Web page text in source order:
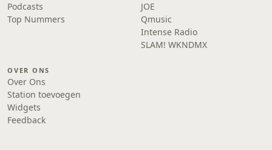
Podcasts
Top Nummers
JOE
Qmusic
Intense Radio
SLAM! WKNDMX
OVER ONS
Over Ons
Station toevoegen
Widgets
Feedback